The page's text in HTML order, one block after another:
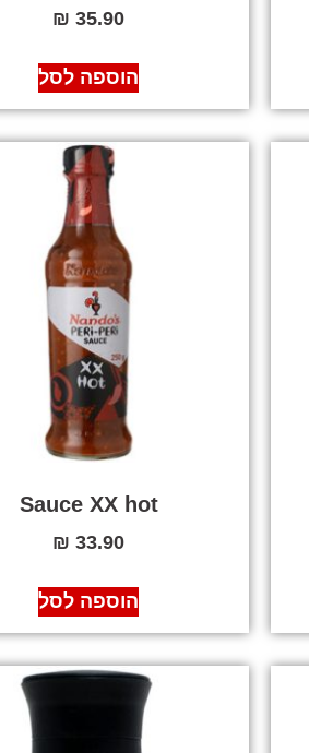
35.90
₪
הוספה לסל
Sauce XX hot
33.90
₪
הוספה לסל